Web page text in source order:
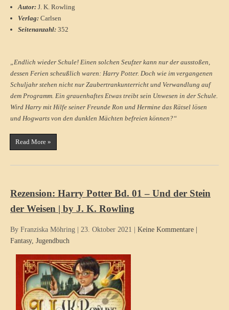
Autor: J. K. Rowling
Verlag: Carlsen
Seitenanzahl: 352
„Endlich wieder Schule! Einen solchen Seufzer kann nur der ausstoßen,
dessen Ferien scheußlich waren: Harry Potter. Doch wie im vergangenen
Schuljahr stehen nicht nur Zaubertrankunterricht und Verwandlung auf
dem Programm. Ein grauenhaftes Etwas treibt sein Unwesen in der Schule.
Wird Harry mit Hilfe seiner Freunde Ron und Hermine das Rätsel lösen
und Hogwarts von den dunklen Mächten befreien können?“
Read More »
Rezension: Harry Potter Bd. 01 – Und der Stein
der Weisen | by J. K. Rowling
By Franziska Möhring | 23. Oktober 2021 | Keine Kommentare |
Fantasy, Jugendbuch